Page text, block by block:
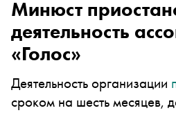
Минюст
деятельность
«Голос»
Деятельность организации
сроком на шесть месяцев,